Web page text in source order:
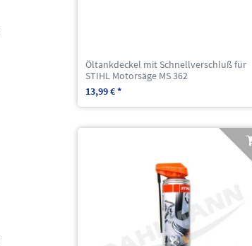
Öltankdeckel mit Schnellverschluß für
STIHL Motorsäge MS 362
13,99 € *